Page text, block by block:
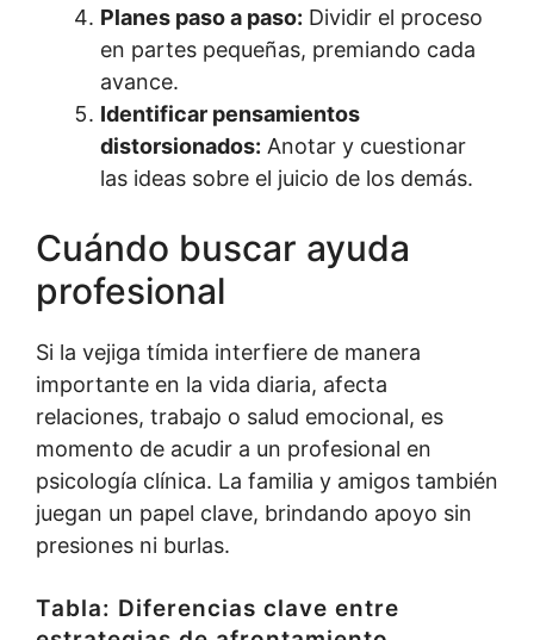
Planes paso a paso: Dividir el proceso
en partes pequeñas, premiando cada
avance.
Identificar pensamientos
distorsionados: Anotar y cuestionar
las ideas sobre el juicio de los demás.
Cuándo buscar ayuda
profesional
Si la vejiga tímida interfiere de manera
importante en la vida diaria, afecta
relaciones, trabajo o salud emocional, es
momento de acudir a un profesional en
psicología clínica. La familia y amigos también
juegan un papel clave, brindando apoyo sin
presiones ni burlas.
Tabla: Diferencias clave entre